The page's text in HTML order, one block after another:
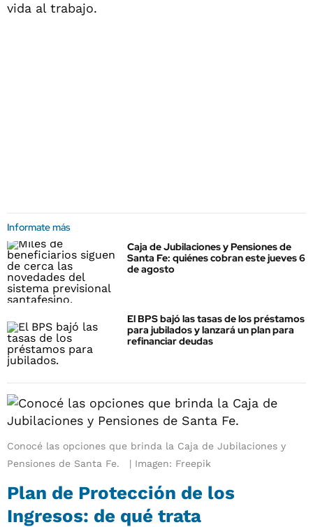
vida al trabajo.
Informate más
Caja de Jubilaciones y Pensiones de
Santa Fe: quiénes cobran este jueves 6
de agosto
El BPS bajó las tasas de los préstamos
para jubilados y lanzará un plan para
refinanciar deudas
Conocé las opciones que brinda la Caja de Jubilaciones y
Pensiones de Santa Fe.
Imagen: Freepik
Plan de Protección de los
Ingresos: de qué trata